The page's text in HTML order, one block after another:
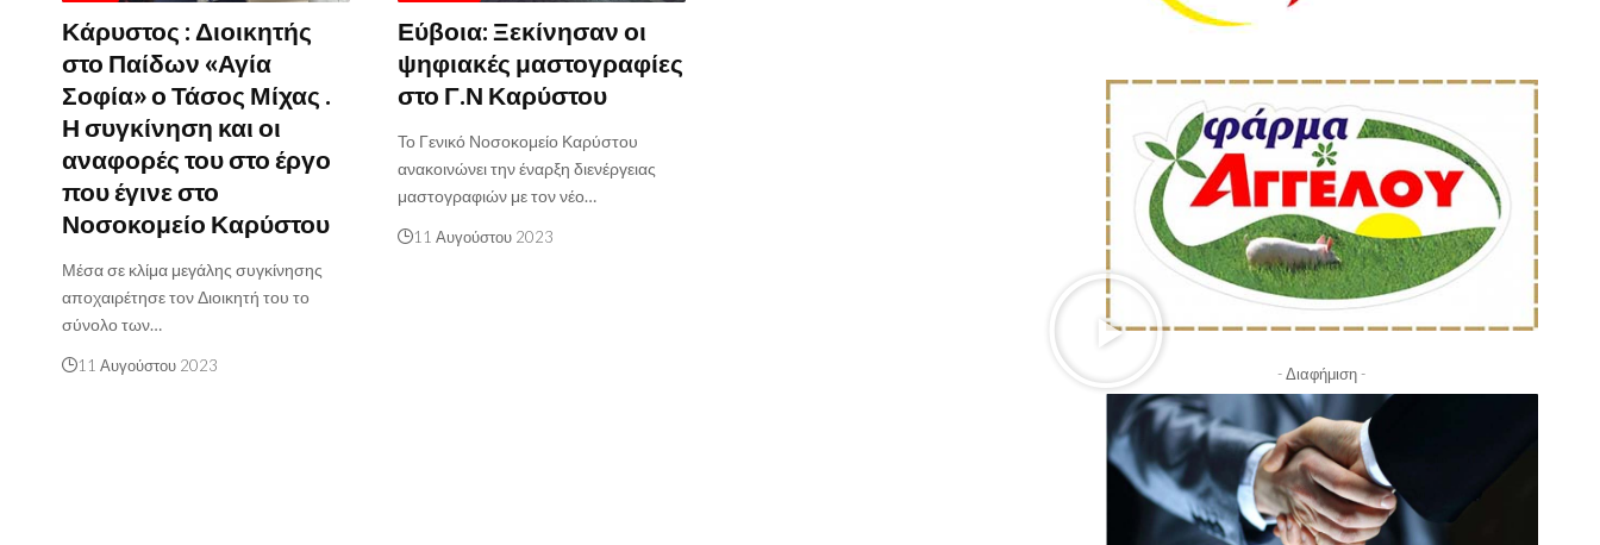
Κάρυστος : Διοικητής
στο Παίδων «Αγία
Σοφία» ο Τάσος Μίχας .
Η συγκίνηση και οι
αναφορές του στο έργο
που έγινε στο
Νοσοκομείο Καρύστου
Μέσα σε κλίμα μεγάλης συγκίνησης
αποχαιρέτησε τον Διοικητή του το
σύνολο των…
11 Αυγούστου 2023
Εύβοια: Ξεκίνησαν οι
ψηφιακές μαστογραφίες
στο Γ.Ν Καρύστου
Το Γενικό Νοσοκομείο Καρύστου
ανακοινώνει την έναρξη διενέργειας
μαστογραφιών με τον νέο…
11 Αυγούστου 2023
- Διαφήμιση -